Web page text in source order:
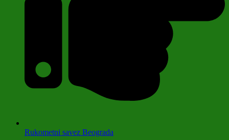
Rukometni savez Beograda